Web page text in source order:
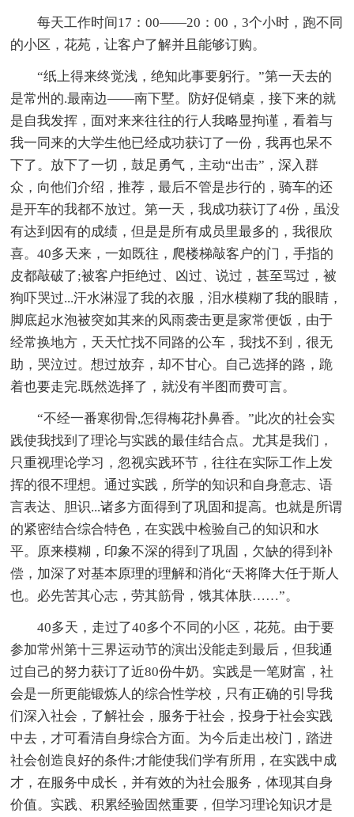
每天工作时间17：00——20：00，3个小时，跑不同
的小区，花苑，让客户了解并且能够订购。
“纸上得来终觉浅，绝知此事要躬行。”第一天去的
是常州的.最南边——南下墅。防好促销桌，接下来的就
是自我发挥，面对来来往往的行人我略显拘谨，看着与
我一同来的大学生他已经成功获订了一份，我再也呆不
下了。放下了一切，鼓足勇气，主动“出击”，深入群
众，向他们介绍，推荐，最后不管是步行的，骑车的还
是开车的我都不放过。第一天，我成功获订了4份，虽没
有达到因有的成绩，但是是所有成员里最多的，我很欣
喜。40多天来，一如既往，爬楼梯敲客户的门，手指的
皮都敲破了;被客户拒绝过、凶过、说过，甚至骂过，被
狗吓哭过...汗水淋湿了我的衣服，泪水模糊了我的眼睛，
脚底起水泡被突如其来的风雨袭击更是家常便饭，由于
经常换地方，天天忙找不同路的公车，我找不到，很无
助，哭泣过。想过放弃，却不甘心。自己选择的路，跪
着也要走完.既然选择了，就没有半图而费可言。
“不经一番寒彻骨,怎得梅花扑鼻香。”此次的社会实
践使我找到了理论与实践的最佳结合点。尤其是我们，
只重视理论学习，忽视实践环节，往往在实际工作上发
挥的很不理想。通过实践，所学的知识和自身意志、语
言表达、胆识...诸多方面得到了巩固和提高。也就是所谓
的紧密结合综合特色，在实践中检验自己的知识和水
平。原来模糊，印象不深的得到了巩固，欠缺的得到补
偿，加深了对基本原理的理解和消化“天将降大任于斯人
也。必先苦其心志，劳其筋骨，饿其体肤……”。
40多天，走过了40多个不同的小区，花苑。由于要
参加常州第十三界运动节的演出没能走到最后，但我通
过自己的努力获订了近80份牛奶。实践是一笔财富，社
会是一所更能锻炼人的综合性学校，只有正确的引导我
们深入社会，了解社会，服务于社会，投身于社会实践
中去，才可看清自身综合方面。为今后走出校门，踏进
社会创造良好的条件;才能使我们学有所用，在实践中成
才，在服务中成长，并有效的为社会服务，体现其自身
价值。实践、积累经验固然重要，但学习理论知识才是